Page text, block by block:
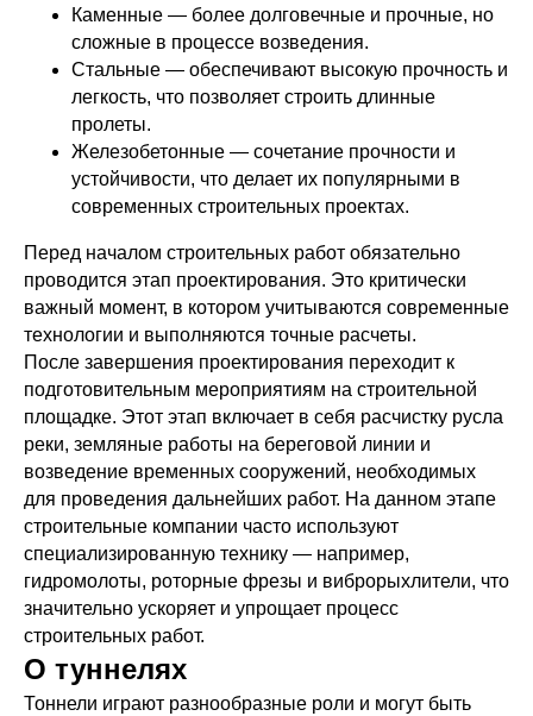
Каменные — более долговечные и прочные, но
сложные в процессе возведения.
Стальные — обеспечивают высокую прочность и
легкость, что позволяет строить длинные
пролеты.
Железобетонные — сочетание прочности и
устойчивости, что делает их популярными в
современных строительных проектах.
Перед началом строительных работ обязательно
проводится этап проектирования. Это критически
важный момент, в котором учитываются современные
технологии и выполняются точные расчеты.
После завершения проектирования переходит к
подготовительным мероприятиям на строительной
площадке. Этот этап включает в себя расчистку русла
реки, земляные работы на береговой линии и
возведение временных сооружений, необходимых
для проведения дальнейших работ. На данном этапе
строительные компании часто используют
специализированную технику — например,
гидромолоты, роторные фрезы и виброрыхлители, что
значительно ускоряет и упрощает процесс
строительных работ.
О туннелях
Тоннели играют разнообразные роли и могут быть